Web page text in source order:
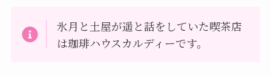
氷月と土屋が遥と話をしていた喫茶店
は珈琲ハウスカルディーです。